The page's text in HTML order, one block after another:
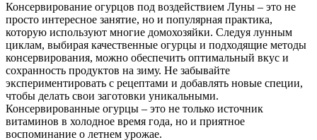
Консервирование огурцов под воздействием Луны – это не
просто интересное занятие, но и популярная практика,
которую используют многие домохозяйки. Следуя лунным
циклам, выбирая качественные огурцы и подходящие методы
консервирования, можно обеспечить оптимальный вкус и
сохранность продуктов на зиму. Не забывайте
экспериментировать с рецептами и добавлять новые специи,
чтобы делать свои заготовки уникальными.
Консервированные огурцы – это не только источник
витаминов в холодное время года, но и приятное
воспоминание о летнем урожае.